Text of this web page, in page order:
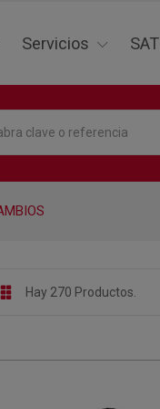
Servicios SAT
Hay 270 Productos.